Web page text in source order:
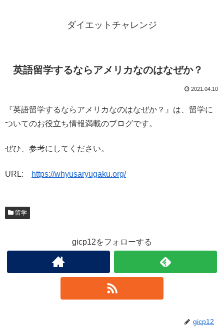
ダイエットチャレンジ
英語留学するならアメリカなのはなぜか？
2021.04.10
『英語留学するならアメリカなのはなぜか？』は、留学に
ついてのお役立ち情報満載のブログです。
ぜひ、参考にしてください。
URL: https://whyusaryugaku.org/
留学
gicp12をフォローする
gicp12